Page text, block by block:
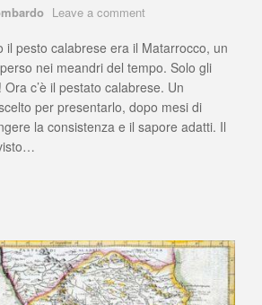
Leave a comment
gran
pestato
calabrese
una
sinergia
tra
di
Fortunato
Princi
il pesto calabrese era il Matarrocco, un
nei meandri del tempo. Solo gli
c’è il pestato calabrese. Un
per presentarlo, dopo mesi di
la consistenza e il sapore adatti. Il